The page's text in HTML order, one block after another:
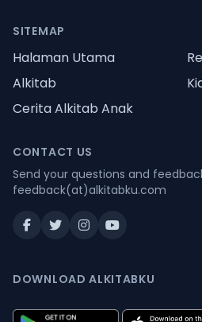
SITEMAP
Halaman Utama
Alkitab
Cerita Alkitab Anak
CONTACT US
Send your questions and
feedback(at)alkitabku.com
DOWNLOAD ALKITABKU